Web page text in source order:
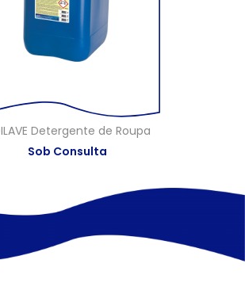
Detergente de Roupa
Sob Consulta